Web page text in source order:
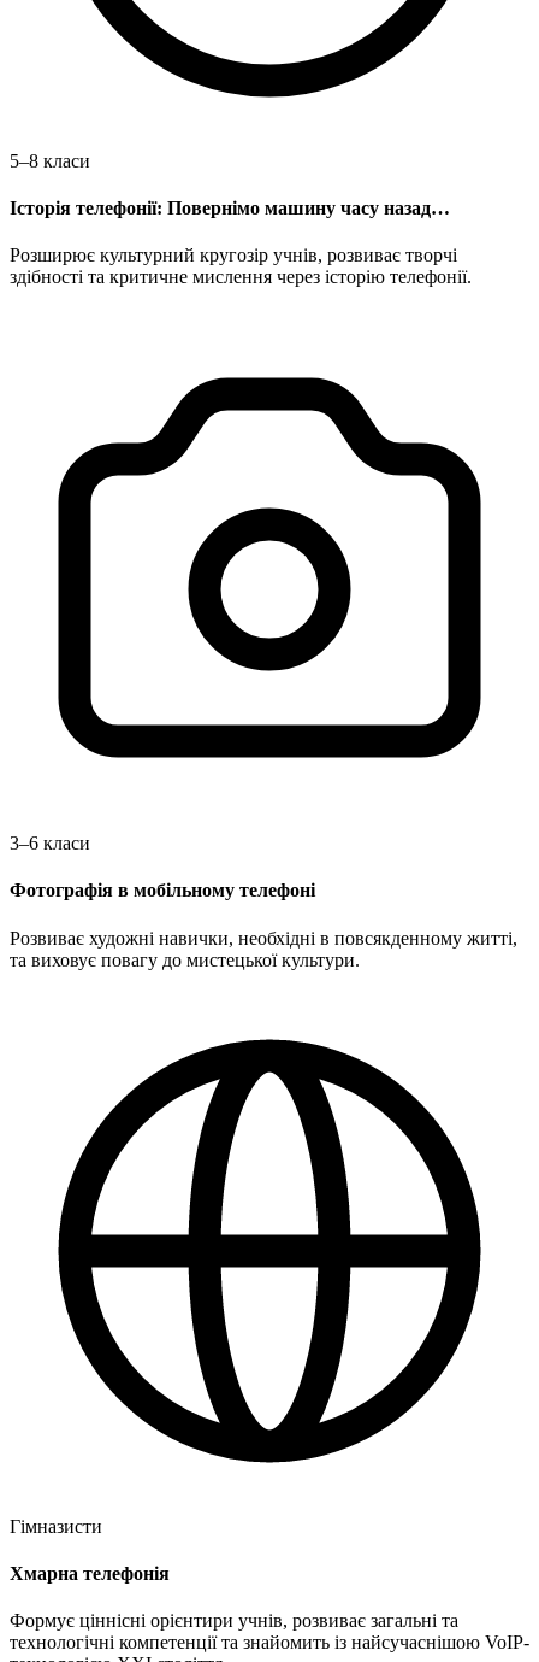
5–8 класи
Історія телефонії: Повернімо машину часу назад…
Розширює культурний кругозір учнів, розвиває творчі
здібності та критичне мислення через історію телефонії.
3–6 класи
Фотографія в мобільному телефоні
Розвиває художні навички, необхідні в повсякденному житті,
та виховує повагу до мистецької культури.
Гімназисти
Хмарна телефонія
Формує ціннісні орієнтири учнів, розвиває загальні та
технологічні компетенції та знайомить із найсучаснішою VoIP-